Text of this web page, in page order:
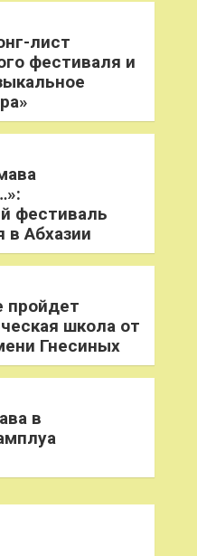
лист
фестиваля и
фестиваль
в Абхазии
пройдет
школа от
Гнесиных
в